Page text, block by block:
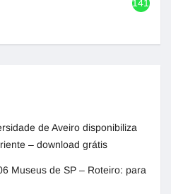
1417
de Aveiro disponibiliza
– download grátis
Museus de SP – Roteiro: para